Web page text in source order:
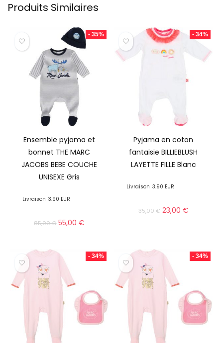
Produits Similaires
- 35%
Ensemble pyjama et
bonnet THE MARC
JACOBS BEBE COUCHE
UNISEXE Gris
Livraison 3.90 EUR
85,00€ 55,00€
- 34%
Pyjama en coton
fantaisie BILLIEBLUSH
LAYETTE FILLE Blanc
Livraison 3.90 EUR
35,00€ 23,00 €
- 34% - 34%